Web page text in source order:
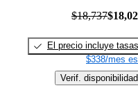
$18,737
El precio incluye tasas
$338/mes
Verif. disponibilidad